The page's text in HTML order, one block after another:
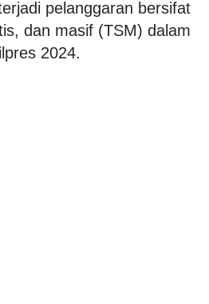
pelanggaran bersifat
dan masif (TSM) dalam
2024.